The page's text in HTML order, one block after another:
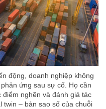
động, doanh nghiệp không
ứng sau sự cố. Họ cần
nghẽn và đánh giá tác
twin – bản sao số của chuỗi